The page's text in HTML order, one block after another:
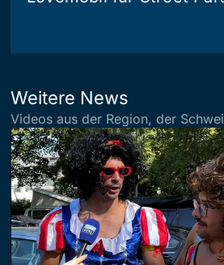
Weitere News
Videos aus der Region, der